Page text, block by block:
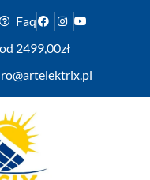
Faq
2499,00zł